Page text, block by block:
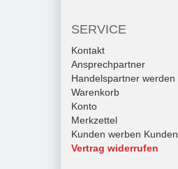
SERVICE
Kontakt
Ansprechpartner
Handelspartner werden
Warenkorb
Konto
Merkzettel
Kunden werben Kunden
Vertrag widerrufen